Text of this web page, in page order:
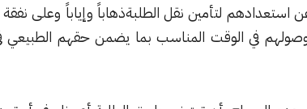
لتأمين نقل الطلبةذهاباً وإياباً وعلى
في الوقت المناسب بما يضمن حقهم الطبيعي